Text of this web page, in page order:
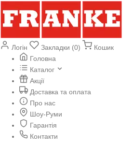
Логін Закладки (0)
Кошик
Головна
Каталог
Акції
Доставка та оплата
Про нас
Шоу-Руми
Гарантія
Контакти